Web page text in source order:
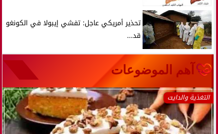
تحذير أمريكي عاجل: تفشي إيبولا في الكونغو
قد...
آهم الموضوعات
التغذية والدايت